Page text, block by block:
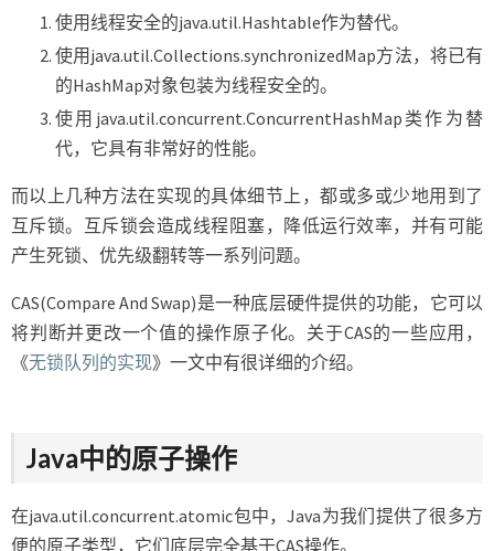
使用线程安全的java.util.Hashtable作为替代。
使用java.util.Collections.synchronizedMap方法，将已有
的HashMap对象包装为线程安全的。
使用java.util.concurrent.ConcurrentHashMap类作为替
代，它具有非常好的性能。
而以上几种方法在实现的具体细节上，都或多或少地用到了
互斥锁。互斥锁会造成线程阻塞，降低运行效率，并有可能
产生死锁、优先级翻转等一系列问题。
CAS(Compare And Swap)是一种底层硬件提供的功能，它可以
将判断并更改一个值的操作原子化。关于CAS的一些应用，
《无锁队列的实现》一文中有很详细的介绍。
Java中的原子操作
在java.util.concurrent.atomic包中，Java为我们提供了很多方
便的原子类型，它们底层完全基于CAS操作。